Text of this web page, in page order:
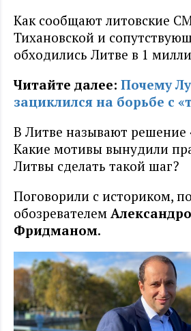
Как сообщают литовские
Тихановской и
обходились Литве в 1
Читайте далее: Почему
зациклился на борьбе с
В Литве называют решение
Какие мотивы вынудили
Литвы сделать такой шаг?
Поговорили с историком,
обозревателем
Фридманом.